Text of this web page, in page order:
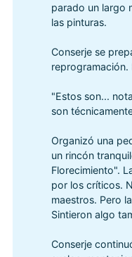
parado un largo
las pinturas.
Conserje se
reprogramación.
"Estos son...
son
Organizó una
un rincón
Florecimiento".
por los críticos.
maestros. Pero
Sintieron algo
Conserje